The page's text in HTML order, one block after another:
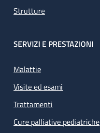
Strutture
SERVIZI E PRESTAZIONI
Malattie
Visite ed esami
Trattamenti
Cure palliative pediatriche